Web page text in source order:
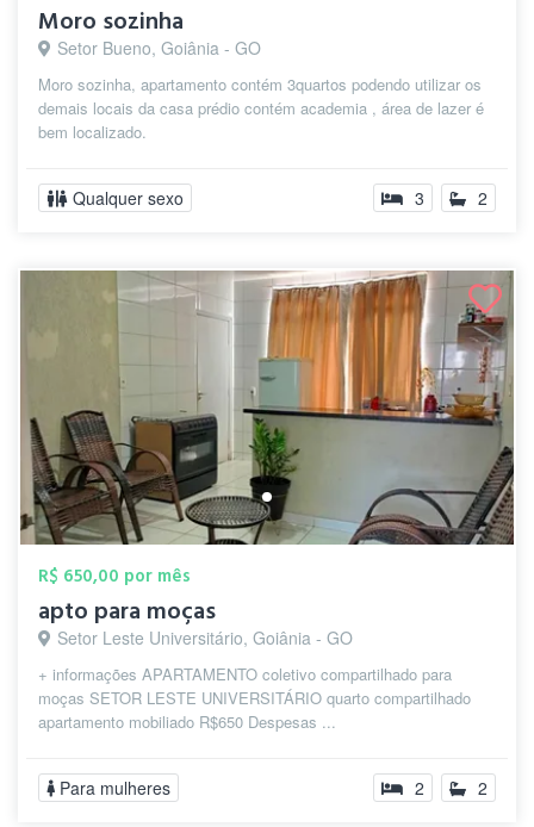
Moro sozinha
Setor Bueno, Goiânia - GO
Moro sozinha, apartamento contém 3quartos podendo utilizar os
demais locais da casa prédio contém academia , área de lazer é
bem localizado.
Qualquer sexo 3 2
R$ 650,00 por mês
apto para moças
Setor Leste Universitário, Goiânia - GO
+ informações APARTAMENTO coletivo compartilhado para
moças SETOR LESTE UNIVERSITÁRIO quarto compartilhado
apartamento mobiliado R$650 Despesas ...
Para mulheres 2 2